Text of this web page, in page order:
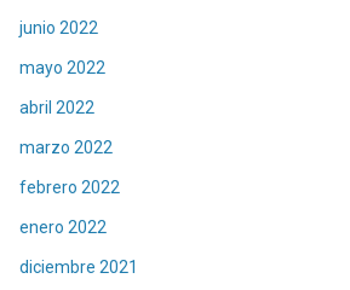
junio 2022
mayo 2022
abril 2022
marzo 2022
febrero 2022
enero 2022
diciembre 2021